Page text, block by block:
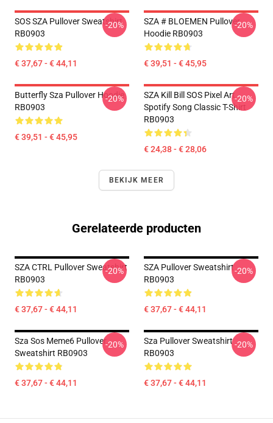
SOS SZA Pullover Sweatshirt
RB0903
€ 37,67 - € 44,11
-20%
SZA # BLOEMEN Pullover
Hoodie RB0903
€ 39,51 - € 45,95
-20%
Butterfly Sza Pullover Hoodie
RB0903
€ 39,51 - € 45,95
-20%
SZA Kill Bill SOS Pixel Art
Spotify Song Classic T-Shirt
RB0903
€ 24,38 - € 28,06
-20%
BEKIJK MEER
Gerelateerde producten
SZA CTRL Pullover Sweatshirt
RB0903
€ 37,67 - € 44,11
-20%
SZA Pullover Sweatshirt
RB0903
€ 37,67 - € 44,11
-20%
Sza Sos Meme6 Pullover
Sweatshirt RB0903
€ 37,67 - € 44,11
-20%
Sza Pullover Sweatshirt
RB0903
€ 37,67 - € 44,11
-20%